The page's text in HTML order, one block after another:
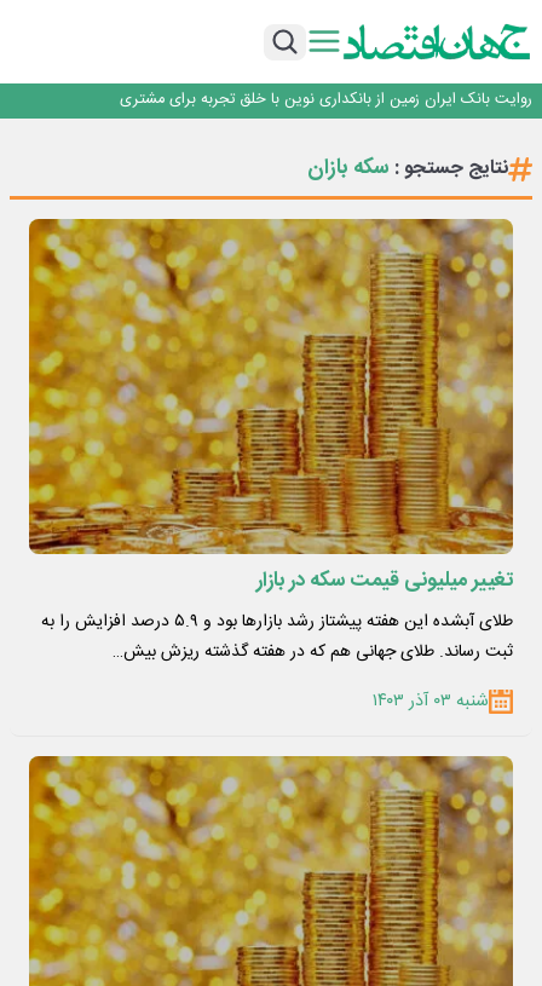
اجرای برنامه تحول بانک با تمرکز بر منابع پایدار، درآمدهای کارمزدی و بازسازی اعتماد
داد
روایت بانک ایران زمین از بانکداری نوین با خلق تجربه برای مشتری
سرپرست اداره کل روابط عمومی بیمه مرکزی منصوب شد
اجرای برنامه تحول بانک با تمرکز بر منابع پایدار، درآمدهای کارمزدی و بازسازی اعتماد
نتایج جستجو : سکه بازان
تغییر میلیونی قیمت سکه در بازار
طلای آبشده این هفته پیشتاز رشد بازارها بود و ۵.۹ درصد افزایش را به
ثبت رساند. طلای جهانی هم که در هفته گذشته ریزش بیش…
شنبه ۰۳ آذر ۱۴۰۳